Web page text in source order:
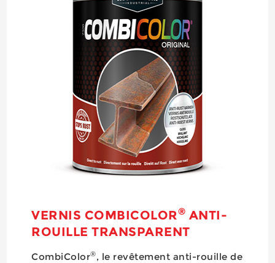
VERNIS COMBICOLOR® ANTI-
ROUILLE TRANSPARENT
CombiColor®, le revêtement anti-rouille de